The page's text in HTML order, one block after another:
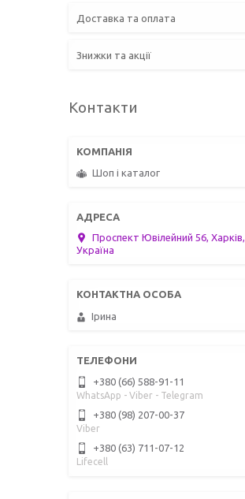
Доставка та оплата
Знижки та акції
Контакти
Шоп і каталог
Проспект Ювілейний 56, Харків,
Україна
Ірина
+380 (66) 588-91-11
WhatsApp - Viber - Telegram
+380 (98) 207-00-37
Viber
+380 (63) 711-07-12
Lifecell